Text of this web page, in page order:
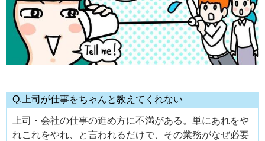
Q.上司が仕事をちゃんと教えてくれない
上司・会社の仕事の進め方に不満がある。単にあれをや
れこれをやれ、と言われるだけで、その業務がなぜ必要